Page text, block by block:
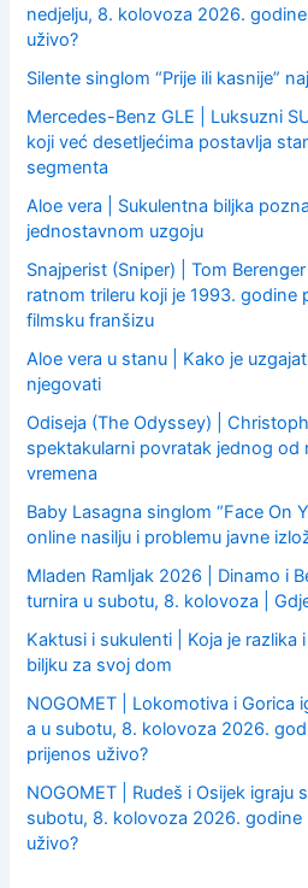
nedjelju, 8. kolovoza 2026.
uživo?
Silente singlom “Prije ili kasnije”
Mercedes-Benz GLE | Luksuzni
koji već desetljećima postavlja
segmenta
Aloe vera | Sukulentna biljka
jednostavnom uzgoju
Snajperist (Sniper) | Tom
ratnom trileru koji je 1993. godine
filmsku franšizu
Aloe vera u stanu | Kako je
njegovati
Odiseja (The Odyssey) |
spektakularni povratak jednog od
vremena
Baby Lasagna singlom “Face On
online nasilju i problemu javne
Mladen Ramljak 2026 | Dinamo i
turnira u subotu, 8. kolovoza |
Kaktusi i sukulenti | Koja je razlika
biljku za svoj dom
NOGOMET | Lokomotiva i Gorica
a u subotu, 8. kolovoza 2026.
prijenos uživo?
NOGOMET | Rudeš i Osijek igraju
subotu, 8. kolovoza 2026. godine
uživo?